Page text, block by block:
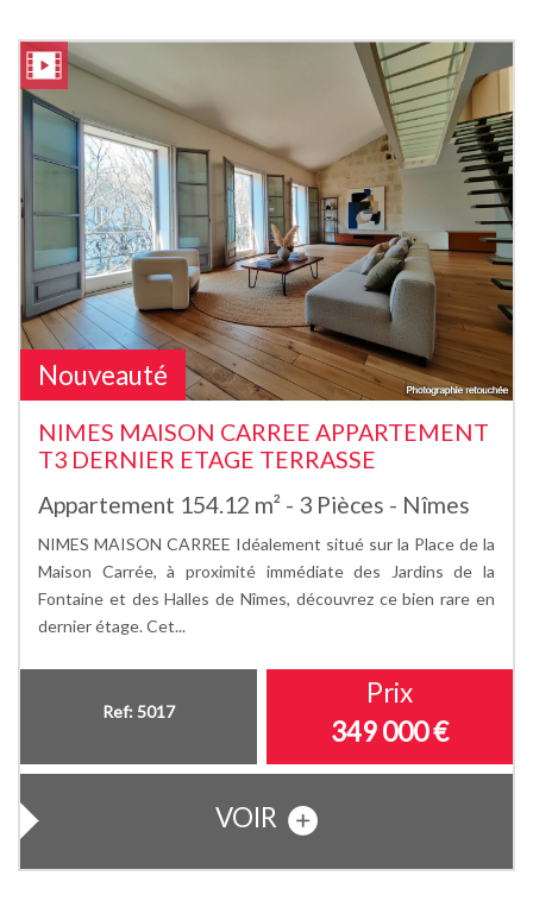
Nouveauté
NIMES MAISON CARREE APPARTEMENT
T3 DERNIER ETAGE TERRASSE
Appartement 154.12 m² - 3 Pièces - Nîmes
NIMES MAISON CARREE Idéalement situé sur la Place de la
Maison Carrée, à proximité immédiate des Jardins de la
Fontaine et des Halles de Nîmes, découvrez ce bien rare en
dernier étage. Cet...
Ref: 5017
Prix
349 000€
VOIR